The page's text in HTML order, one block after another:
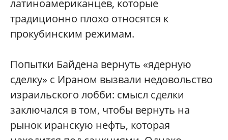
латиноамериканцев, которые
традиционно плохо относятся к
прокубинским режимам.
Попытки Байдена вернуть «ядерную
сделку» с Ираном вызвали недовольство
израильского лобби: смысл сделки
заключался в том, чтобы вернуть на
рынок иранскую нефть, которая